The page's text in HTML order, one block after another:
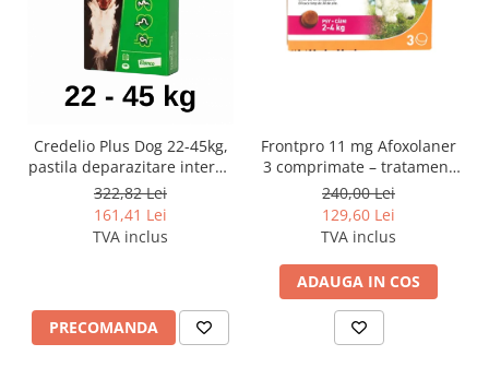
Credelio Plus Dog 22-45kg,
pastila deparazitare interna
si externa
322,82 Lei
161,41 Lei
TVA inclus
PRECOMANDA
Frontpro 11 mg Afoxolaner
3 comprimate – tratament
impotriva puricilor și
căpușelor câini 2-4 kg
240,00 Lei
129,60 Lei
TVA inclus
ADAUGA IN COS